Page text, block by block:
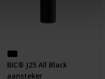
BIC® J25 All Black
aansteker